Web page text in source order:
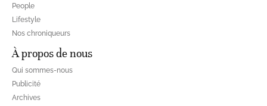
People
Lifestyle
Nos chroniqueurs
À propos de nous
Qui sommes-nous
Publicité
Archives